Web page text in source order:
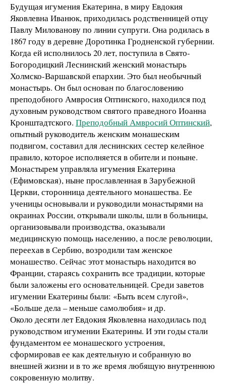
Будущая игумения Екатерина, в миру Евдокия
Яковлевна Иванюк, приходилась родственницей отцу
Павлу Милованову по линии супруги. Она родилась в
1867 году в деревне Доротинка Гродненской губернии.
Когда ей исполнилось 20 лет, поступила в Свято-
Богородицкий Леснинский женский монастырь
Холмско-Варшавской епархии. Это был необычный
монастырь. Он был основан по благословению
преподобного Амвросия Оптинского, находился под
духовным руководством святого праведного Иоанна
Кронштадтского. Преподобный Амвросий Оптинский,
опытный руководитель женским монашеским
подвигом, составил для леснинских сестер келейное
правило, которое исполняется в обители и поныне.
Монастырем управляла игумения Екатерина
(Ефимовская), ныне прославленная в Зарубежной
Церкви, сторонница деятельного монашества. Ее
ученицы основывали и руководили монастырями на
окраинах России, открывали школы, шли в больницы,
организовывали производства, оказывали
медицинскую помощь населению, а после революции,
переехав в Сербию, возродили там женское
монашество. Сейчас этот монастырь находится во
Франции, стараясь сохранить все традиции, которые
были заложены его основательницей. Среди заветов
игумении Екатерины были: «Быть всем слугой»,
«Больше дела – меньше самолюбия» и др.
Около десяти лет Евдокия Яковлевна находилась под
руководством игумении Екатерины. И эти годы стали
фундаментом ее монашеского устроения,
сформировав ее как деятельную и собранную во
внешней жизни и в то же время любящую внутреннюю
сокровенную молитву.